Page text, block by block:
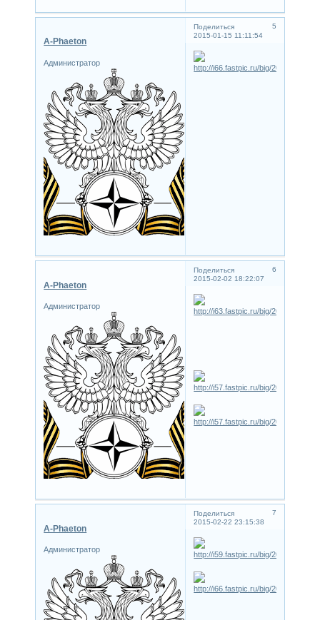
Поделиться
5
2015-01-15 11:11:54
A-Phaeton
Администратор
Поделиться
6
2015-02-02 18:22:07
A-Phaeton
Администратор
Поделиться
7
2015-02-22 23:15:38
A-Phaeton
Администратор